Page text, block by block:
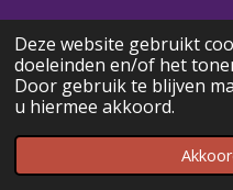
Deze website gebruikt
doeleinden en/of het
Door gebruik te blijven
u hiermee akkoord.